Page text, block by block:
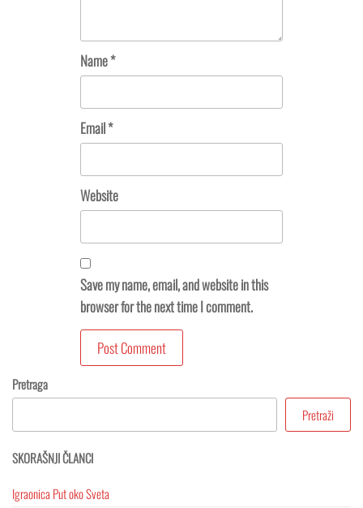
Name*
Email*
Website
Save my name, email, and website in this
browser for the next time I comment.
Pretraga
Pretraži
SKORAŠNJI ČLANCI
Igraonica Put oko Sveta